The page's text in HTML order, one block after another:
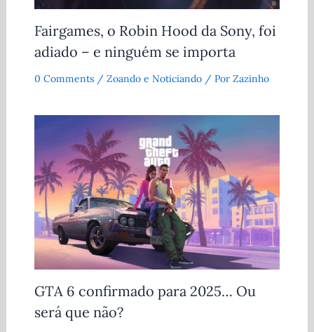
Fairgames, o Robin Hood da Sony, foi
adiado – e ninguém se importa
0 Comments / Zoando e Noticiando/ Por Zazinho
GTA 6 confirmado para 2025… Ou
será que não?